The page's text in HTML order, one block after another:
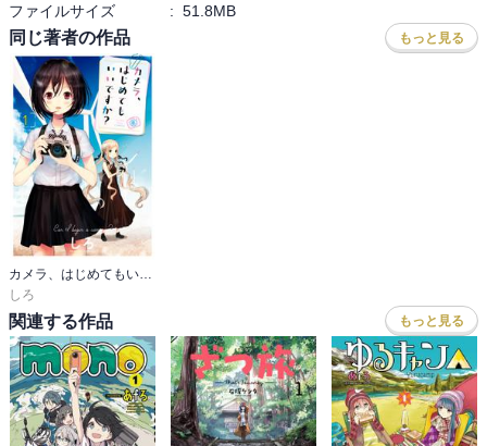
ファイルサイズ
: 51.8MB
同じ著者の作品 もっと見る
カメラ、はじめてもいいですか？
しろ
関連する作品 もっと見る